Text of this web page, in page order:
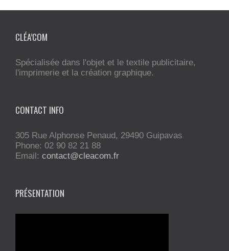
CLÉA’COM
Spécialisée dans l'objet et le textile publicitaire,
l'imprimerie et la création graphique.
CONTACT INFO
305 Rue Alphonse Penaud, 29490 Guipavas
Phone: 02 90 82 21 88
Email: contact@cleacom.fr
PRÉSENTATION